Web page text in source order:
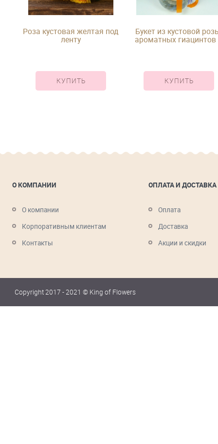
Роза кустовая желтая под
ленту
КУПИТЬ
Букет из кустовой
ароматных гиацинтов
КУПИТЬ
О КОМПАНИИ
О компании
Корпоративным клиентам
Контакты
ОПЛАТА И ДОСТАВКА
Оплата
Доставка
Акции и скидки
Copyright 2017 - 2021 © King of Flowers